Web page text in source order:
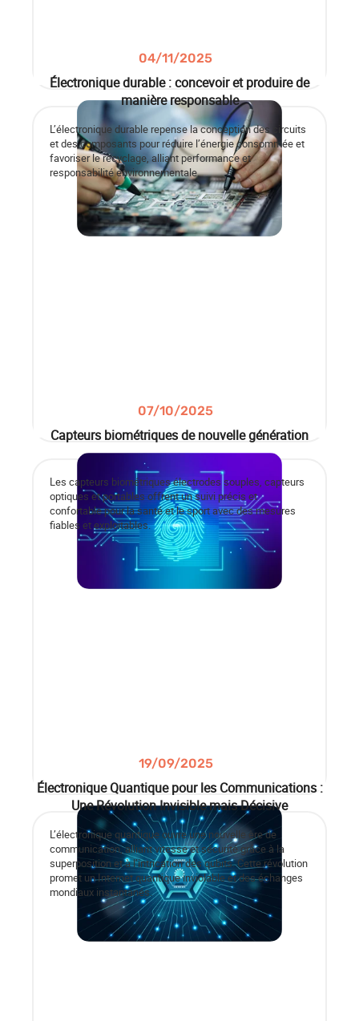
04/11/2025
Électronique durable : concevoir et produire de
manière responsable
L’électronique durable repense la conception des circuits
et des composants pour réduire l’énergie consommée et
favoriser le recyclage, alliant performance et
responsabilité environnementale.
07/10/2025
Capteurs biométriques de nouvelle génération
Les capteurs biométriques électrodes souples, capteurs
optiques et portables offrent un suivi précis et
confortable pour la santé et le sport avec des mesures
fiables et exploitables.
19/09/2025
Électronique Quantique pour les Communications :
Une Révolution Invisible mais Décisive
L’électronique quantique ouvre une nouvelle ère de
communication, alliant vitesse et sécurité grâce à la
superposition et à l’intrication des qubits. Cette révolution
promet un Internet quantique inviolable et des échanges
mondiaux instantanés.